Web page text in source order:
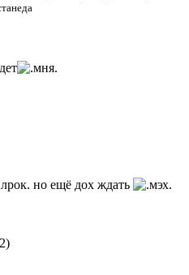
но ещё дох ждать